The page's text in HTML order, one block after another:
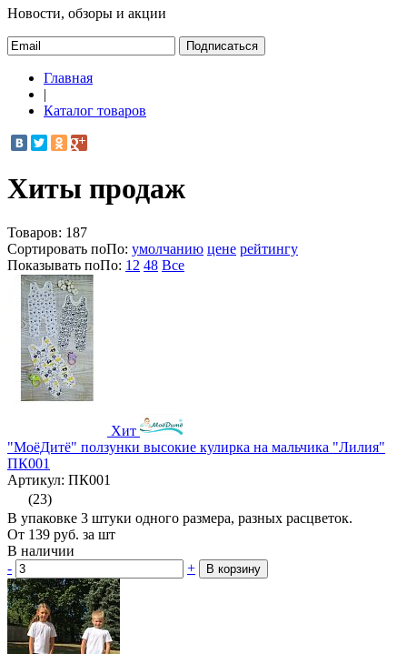
Новости, обзоры и акции
Подписаться
Главная
|
Каталог товаров
Хиты продаж
Товаров: 187
Сортировать поПо: умолчанию цене рейтингу
Показывать поПо: 12 48 Все
Хит
"МоёДитё" ползунки высокие кулирка на мальчика "Лилия"
ПК001
Артикул: ПК001
(23)
В упаковке 3 штуки одного размера, разных расцветок.
От 139 руб. за шт
В наличии
-
+ В корзину